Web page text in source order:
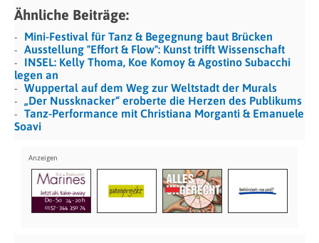
Ähnliche Beiträge:
Mini-Festival für Tanz & Begegnung baut Brücken
Ausstellung "Effort & Flow": Kunst trifft Wissenschaft
INSEL: Kelly Thoma, Koe Komoy & Agostino Subacchi
legen an
Wuppertal auf dem Weg zur Weltstadt der Murals
„Der Nussknacker“ eroberte die Herzen des Publikums
Tanz-Performance mit Christiana Morganti & Emanuele
Soavi